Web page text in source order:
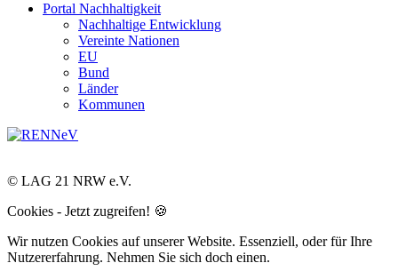
Portal Nachhaltigkeit
Nachhaltige Entwicklung
Vereinte Nationen
EU
Bund
Länder
Kommunen
© LAG 21 NRW e.V.
Cookies - Jetzt zugreifen! 🍪
Wir nutzen Cookies auf unserer Website. Essenziell, oder für Ihre
Nutzererfahrung. Nehmen Sie sich doch einen.